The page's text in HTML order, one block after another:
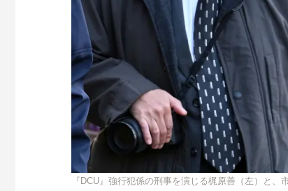
『DCU』強行犯係の刑事を演じる梶原善（左）と、